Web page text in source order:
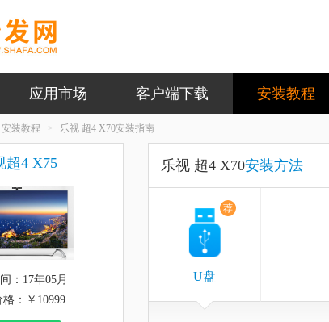
应用市场 客户端下载 安装教程
安装教程 乐视 超4 X70安装指南
乐视 超4 X70安装方法
荐
U盘
超4 X75
：17年05月
：￥10999